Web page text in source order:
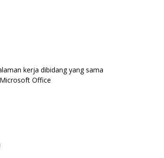
kerja dibidang yang sama
Office